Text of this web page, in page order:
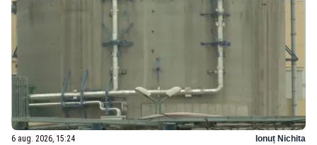
6 aug. 2026, 15:24 Ionuț Nichita